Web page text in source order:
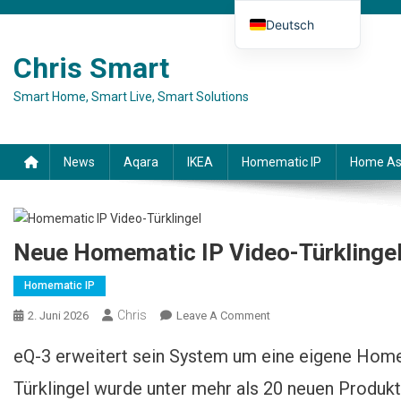
Chris Smart
Smart Home, Smart Live, Smart Solutions
News Aqara IKEA Homematic IP Home
Neue Homematic IP Video-
Homematic IP
2. Juni 2026 Chris Leave A Comment
Verfügbar
eQ-3 erweitert sein System um eine eigene
Türklingel wurde unter mehr als 20 neuen
Deutsch
Italiano